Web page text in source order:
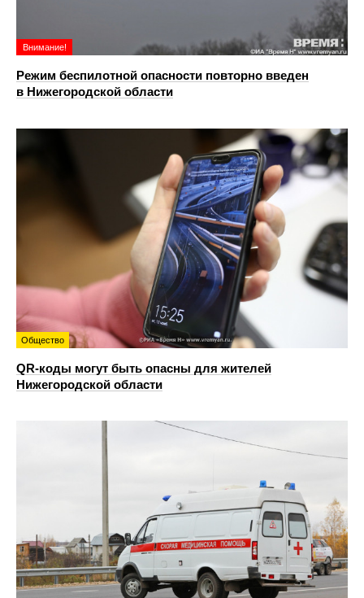
Внимание!
Режим беспилотной опасности повторно введен
в Нижегородской области
Общество
QR-коды могут быть опасны для жителей
Нижегородской области